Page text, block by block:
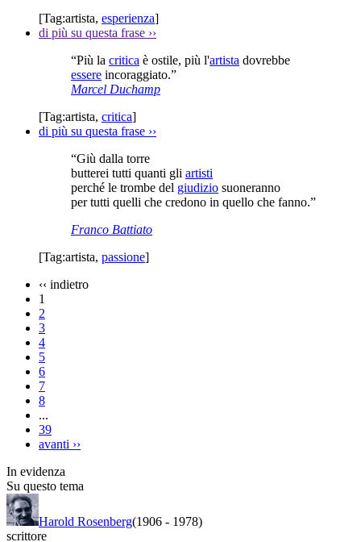
[Tag:artista, esperienza]
di più su questa frase ››
“Più la critica è ostile, più l'artista dovrebbe
essere incoraggiato.”
Marcel Duchamp
[Tag:artista, critica]
di più su questa frase ››
“Giù dalla torre
butterei tutti quanti gli artisti
perché le trombe del giudizio suoneranno
per tutti quelli che credono in quello che fanno.”
Franco Battiato
[Tag:artista, passione]
‹‹ indietro
1
2
3
4
5
6
7
8
...
39
avanti ››
In evidenza
Su questo tema
Harold Rosenberg(1906 - 1978)
scrittore